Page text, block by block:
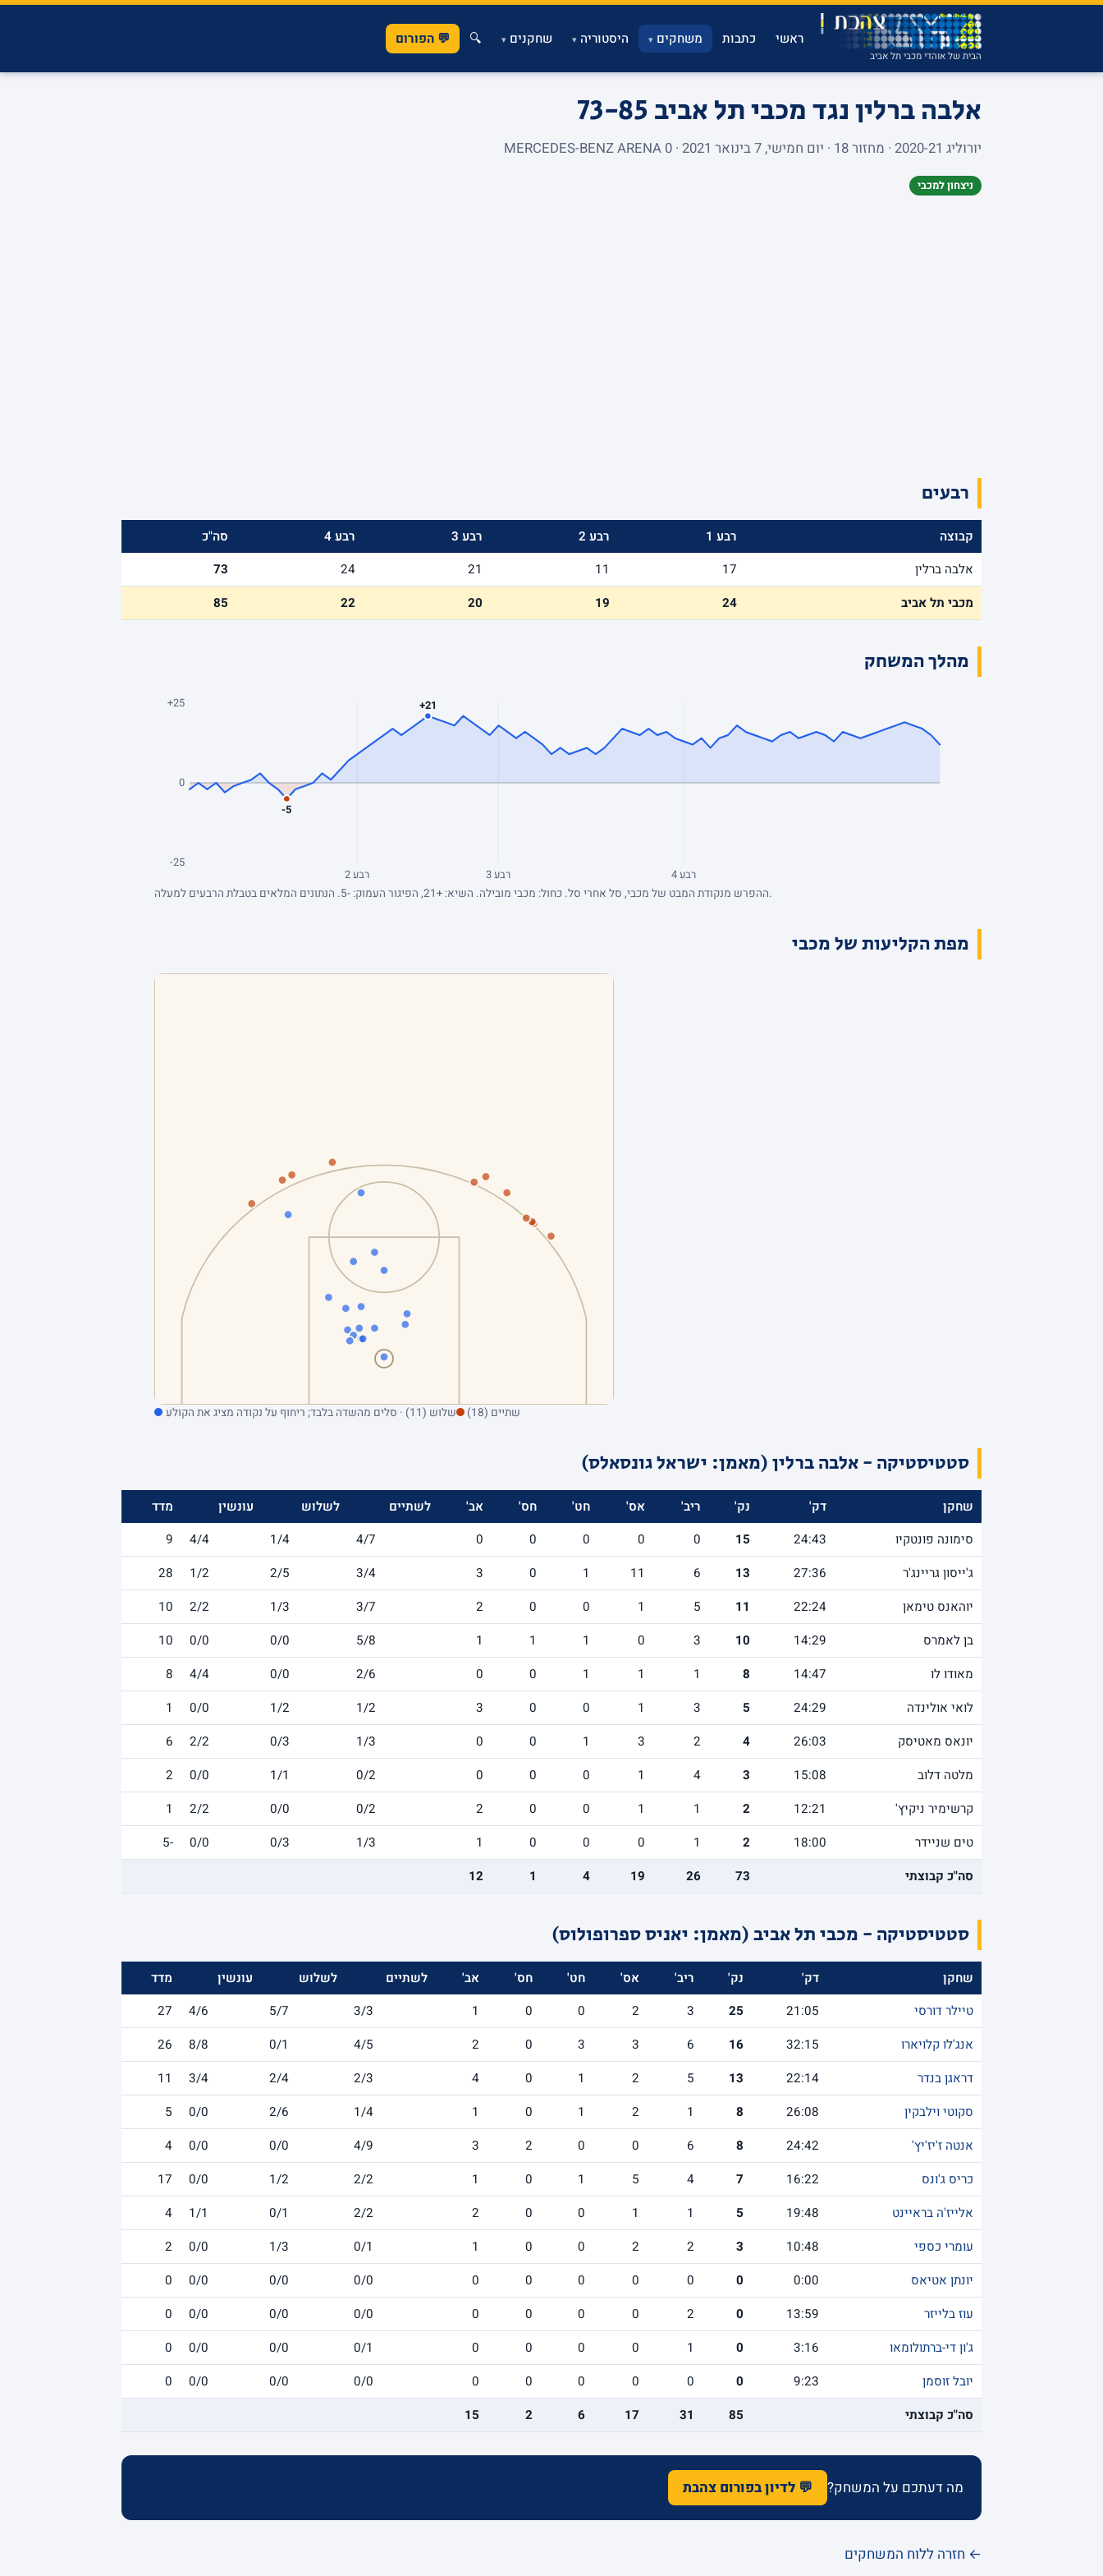
הבית של אוהדי מכבי תל אביב
ראשי כתבות משחקים▾ היסטוריה▾ שחקנים▾
🔍 💬 הפורום
אלבה ברלין נגד מכבי תל אביב73-85
יורוליג 2020-21 · מחזור 18 · יום חמישי, 7 בינואר 2021 · MERCEDES-BENZ ARENA 0
ניצחון למכבי
רבעים
קבוצה רבע 1 רבע 2 רבע 3 רבע 4
סה"כ
אלבה ברלין
17
11
21
24
73
מכבי תל אביב
24
19
20
22
85
מהלך המשחק
+25
0
-25
+21
-5
רבע 2 רבע 3 רבע 4
ההפרש מנקודת המבט של מכבי, סל אחרי סל. כחול: מכבי מובילה. השיא: +21, הפיגור העמוק: -5. הנתונים המלאים בטבלת הרבעים למעלה.
מפת הקליעות של מכבי
שתיים (18) שלוש (11) · סלים מהשדה בלבד; ריחוף על נקודה מציג את הקולע
סטטיסטיקה - אלבה ברלין (מאמן: ישראל גונסאלס)
שחקן דק' נק' ריב' אס' חט' חס' אב' לשתיים לשלוש עונשין
מדד
סימונה פונטקיו
24:43
15
0
0
0
0
0
4/7
1/4
4/4
9
ג'ייסון גריינג'ר
27:36
13
6
11
1
0
3
3/4
2/5
1/2
28
יוהאנס טימאן
22:24
11
5
1
0
0
2
3/7
1/3
2/2
10
בן לאמרס
14:29
10
3
0
1
1
1
5/8
0/0
0/0
10
מאודו לו
14:47
8
1
1
1
0
0
2/6
0/0
4/4
8
לואי אולינדה
24:29
5
3
1
0
0
3
1/2
1/2
0/0
1
יונאס מאטיסק
26:03
4
2
3
1
0
0
1/3
0/3
2/2
6
מלטה דלוב
15:08
3
4
1
0
0
0
0/2
1/1
0/0
2
קרשימיר ניקיץ'
12:21
2
1
1
0
0
2
0/2
0/0
2/2
1
טים שניידר
18:00
2
1
0
0
0
1
1/3
0/3
0/0
-5
סה"כ קבוצתי
73
26
19
4
1
12
סטטיסטיקה - מכבי תל אביב (מאמן: יאניס ספרופולוס)
שחקן דק' נק' ריב' אס' חט' חס' אב' לשתיים לשלוש עונשין
מדד
טיילר דורסי
21:05
25
3
2
0
0
1
3/3
5/7
4/6
27
אנג'לו קלויארו
32:15
16
6
3
3
0
2
4/5
0/1
8/8
26
דראגן בנדר
22:14
13
5
2
1
0
4
2/3
2/4
3/4
11
סקוטי וילבקין
26:08
8
1
2
1
0
1
1/4
2/6
0/0
5
אנטה ז'יז'יץ'
24:42
8
6
0
0
2
3
4/9
0/0
0/0
4
כריס ג'ונס
16:22
7
4
5
1
0
1
2/2
1/2
0/0
17
אלייז'ה בראיינט
19:48
5
1
1
0
0
2
2/2
0/1
1/1
4
עומרי כספי
10:48
3
2
2
0
0
1
0/1
1/3
0/0
2
יונתן אטיאס
0:00
0
0
0
0
0
0
0/0
0/0
0/0
0
עוז בלייזר
13:59
0
2
0
0
0
0
0/0
0/0
0/0
0
ג'ון די-ברתולומאו
3:16
0
1
0
0
0
0
0/1
0/0
0/0
0
יובל זוסמן
9:23
0
0
0
0
0
0
0/0
0/0
0/0
0
סה"כ קבוצתי
85
31
17
6
2
15
מה דעתכם על המשחק? 💬 לדיון בפורום צהבת
← חזרה ללוח המשחקים